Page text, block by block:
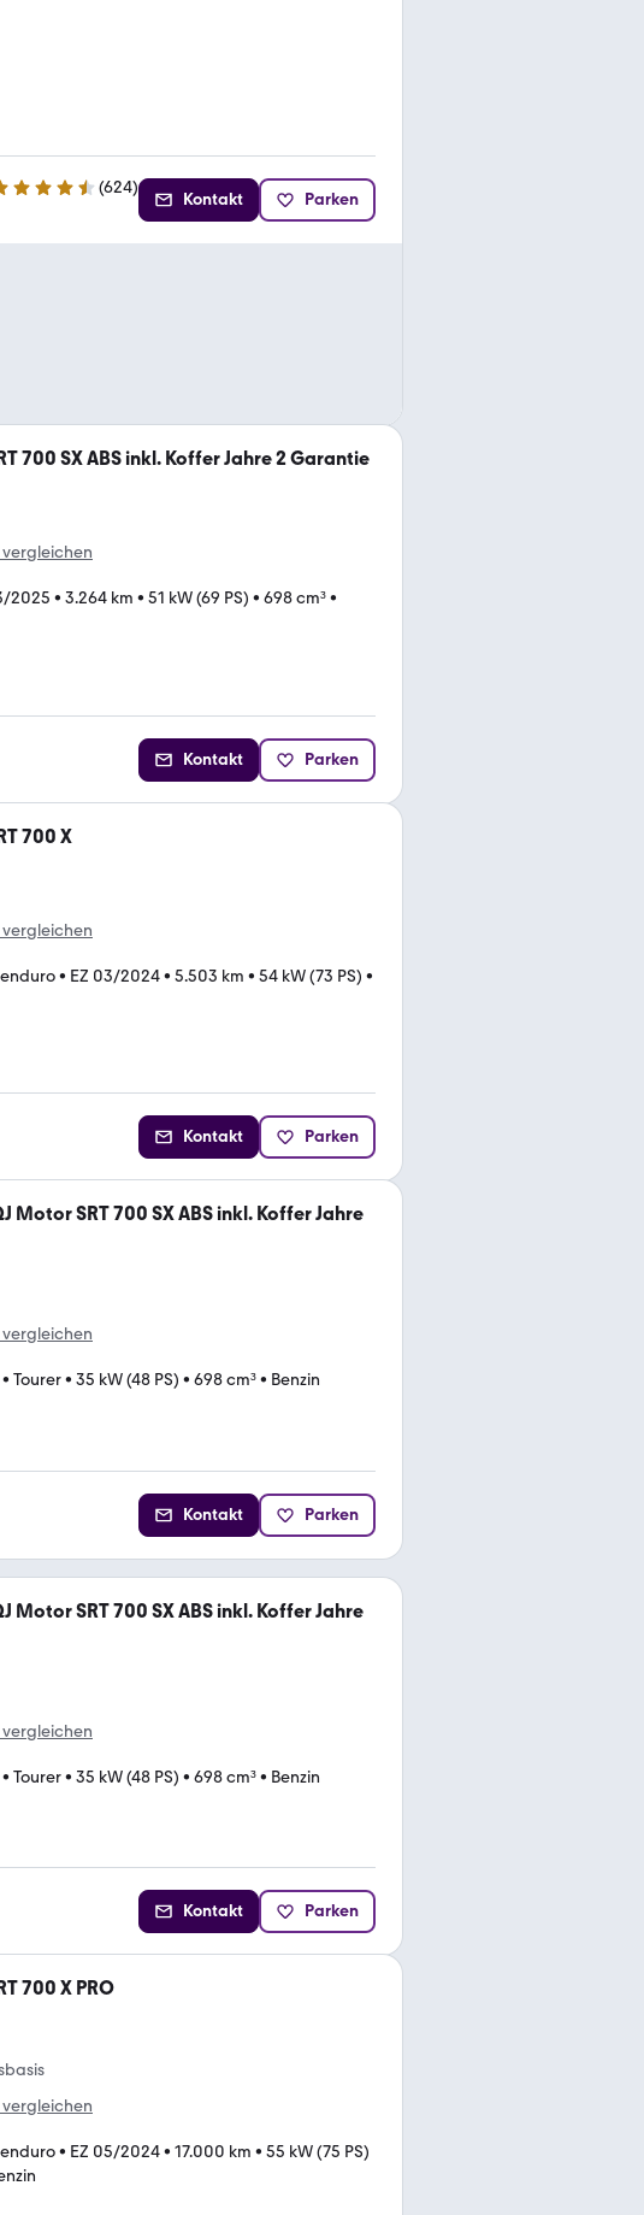
Sterne (624)
Kontakt Parken
700 SX ABS inkl. Koffer Jahre 2 Garantie
2025 • 3.264 km • 51 kW (69 PS) • 698 cm³•
Kontakt Parken
700 X
• EZ 03/2024• 5.503 km • 54 kW (73 PS) •
Kontakt Parken
Motor SRT 700 SX ABS inkl. Koffer Jahre
• Tourer• 35 kW (48 PS) • 698 cm³• Benzin
Kontakt Parken
Motor SRT 700 SX ABS inkl. Koffer Jahre
• Tourer• 35 kW (48 PS) • 698 cm³• Benzin
Kontakt Parken
700 X PRO
• EZ 05/2024• 17.000 km • 55 kW (75 PS)